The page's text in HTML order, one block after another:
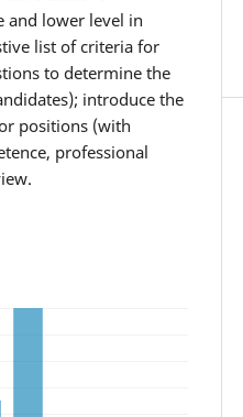
and lower level in
list of criteria for
to determine the
introduce the
positions (with
professional